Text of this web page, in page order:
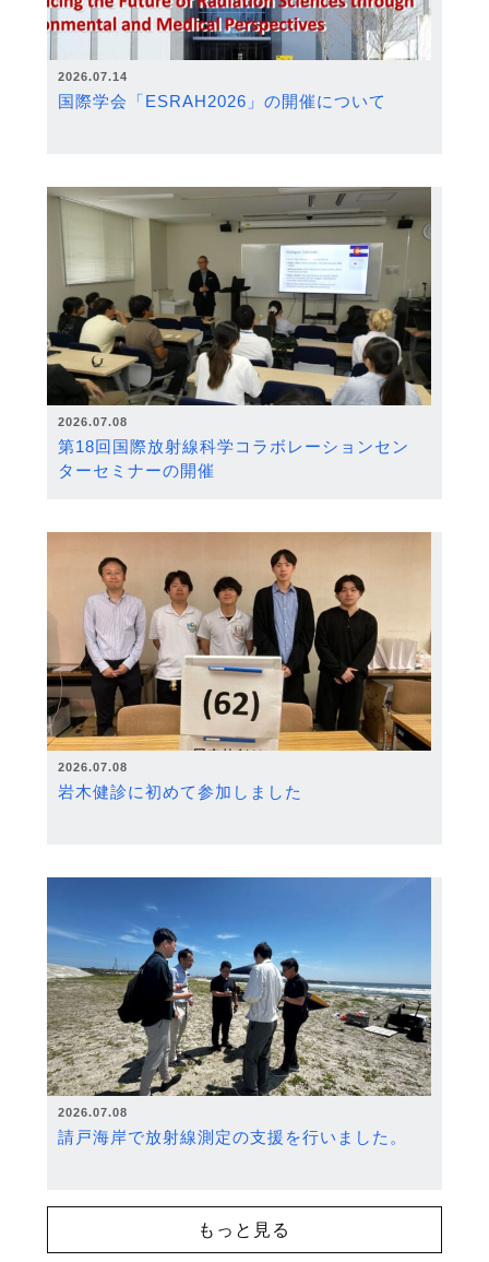
2026.07.14
国際学会「ESRAH2026」の開催について
2026.07.08
第18回国際放射線科学コラボレーションセン
ターセミナーの開催
2026.07.08
岩木健診に初めて参加しました
2026.07.08
請戸海岸で放射線測定の支援を行いました。
もっと見る